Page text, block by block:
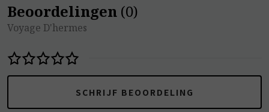
Beoordelingen (0)
Voyage D'hermes
SCHRIJF BEOORDELING